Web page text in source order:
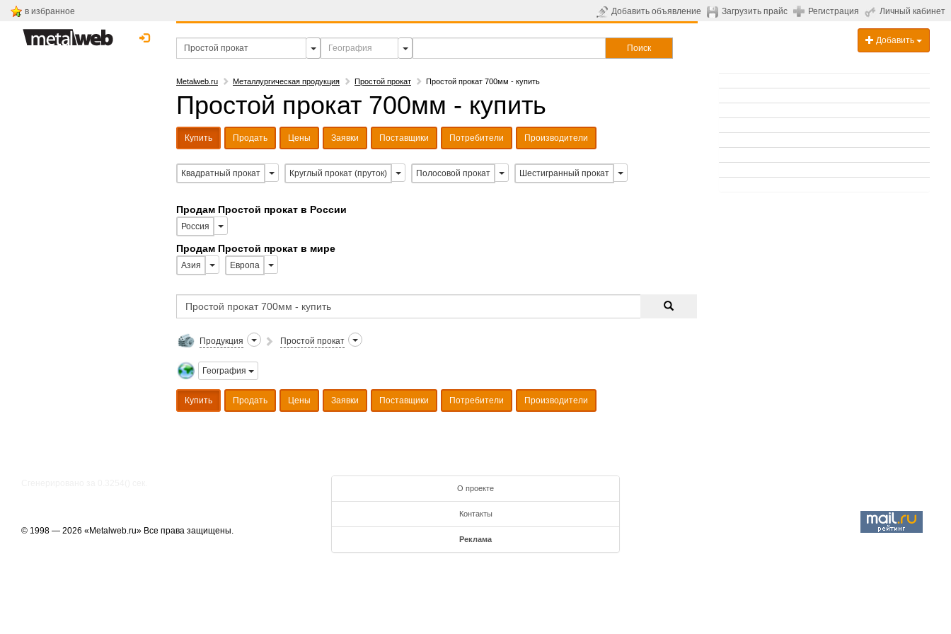
в избранное Добавить объявление Загрузить прайс Регистрация Личный кабинет
Поиск
Добавить
Metalweb.ru Металлургическая продукция Простой прокат Простой прокат 700мм - купить
Простой прокат 700мм - купить
Купить Продать Цены Заявки Поставщики Потребители Производители
Квадратный прокат Круглый прокат (пруток) Полосовой прокат Шестигранный прокат
Продам Простой прокат в России
Россия
Продам Простой прокат в мире
Азия Европа
Продукция Простой прокат
География
Купить Продать Цены Заявки Поставщики Потребители Производители
© 1998 — 2026 «Metalweb.ru» Все права защищены.
О проекте
Контакты
Реклама